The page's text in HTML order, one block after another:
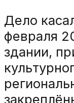
Дело
февраля
здании,